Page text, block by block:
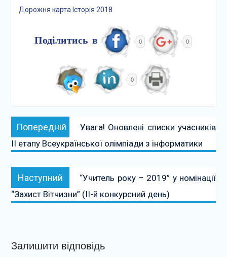
Дорожня карта Історія 2018
Поділитись в 0 0
0
Навігація
записів
Попередній Попередній:
Увага! Оновлені списки учасників
ІІ етапу Всеукраїнської олімпіади з інформатики
Наступний Наступний:
“Учитель року – 2019” у номінації
“Захист Вітчизни” (ІІ-й конкурсний день)
Залишити відповідь